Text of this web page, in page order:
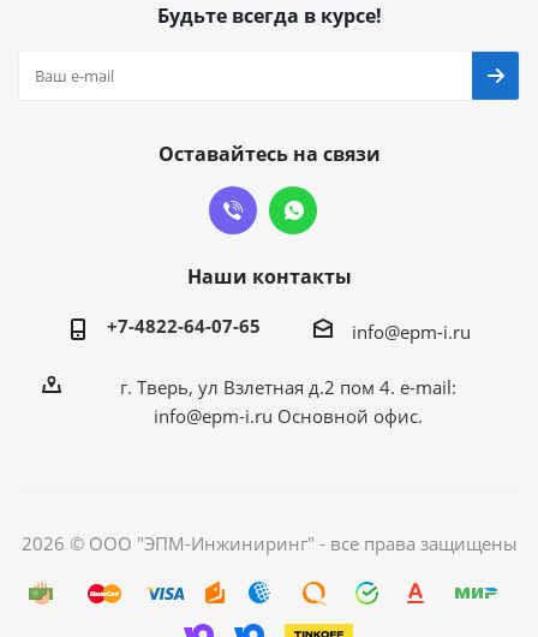
Будьте всегда в курсе!
Оставайтесь на связи
Наши контакты
+7-4822-64-07-65 info@epm-i.ru
г. Тверь, ул Взлетная д.2 пом 4. e-mail:
info@epm-i.ru Основной офис.
2026 © ООО "ЭПМ-Инжиниринг" - все права защищены